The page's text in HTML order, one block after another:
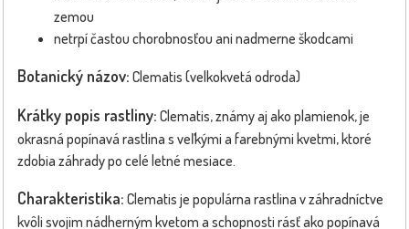
zemou
netrpí častou chorobnosťou ani nadmerne škodcami
Botanický názov: Clematis (velkokvetá odroda)
Krátky popis rastliny: Clematis, známy aj ako plamienok, je
okrasná popínavá rastlina s veľkými a farebnými kvetmi, ktoré
zdobia záhrady po celé letné mesiace.
Charakteristika: Clematis je populárna rastlina v záhradníctve
kvôli svojim nádherným kvetom a schopnosti rásť ako popínavá